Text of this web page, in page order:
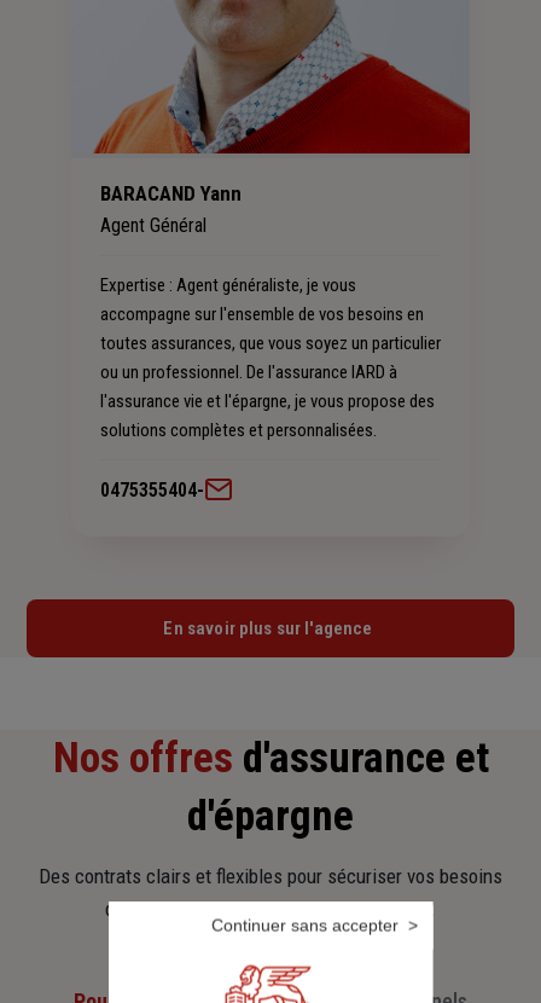
BARACAND Yann
Agent Général
Expertise : Agent généraliste, je vous
accompagne sur l'ensemble de vos besoins en
toutes assurances, que vous soyez un particulier
ou un professionnel. De l'assurance IARD à
l'assurance vie et l'épargne, je vous propose des
solutions complètes et personnalisées.
0475355404-
En savoir plus sur l'agence
Nos offres d'assurance et
d'épargne
Des contrats clairs et flexibles pour sécuriser vos besoins
d’aujourd’hui et anticiper ceux de demain.
Continuer sans accepter